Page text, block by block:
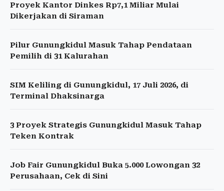
Proyek Kantor Dinkes Rp7,1 Miliar Mulai
Dikerjakan di Siraman
Pilur Gunungkidul Masuk Tahap Pendataan
Pemilih di 31 Kalurahan
SIM Keliling di Gunungkidul, 17 Juli 2026, di
Terminal Dhaksinarga
3 Proyek Strategis Gunungkidul Masuk Tahap
Teken Kontrak
Job Fair Gunungkidul Buka 5.000 Lowongan 32
Perusahaan, Cek di Sini